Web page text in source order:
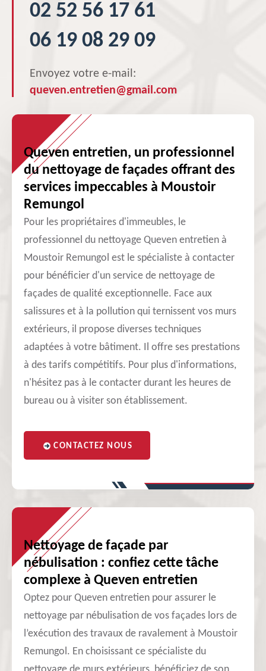
02 52 56 17 61
06 19 08 29 09
Envoyez votre e-mail:
queven.entretien@gmail.com
Queven entretien, un professionnel
du nettoyage de façades offrant des
services impeccables à Moustoir
Remungol
Pour les propriétaires d'immeubles, le
professionnel du nettoyage Queven entretien à
Moustoir Remungol est le spécialiste à contacter
pour bénéficier d'un service de nettoyage de
façades de qualité exceptionnelle. Face aux
salissures et à la pollution qui ternissent vos murs
extérieurs, il propose diverses techniques
adaptées à votre bâtiment. Il offre ses prestations
à des tarifs compétitifs. Pour plus d'informations,
n'hésitez pas à le contacter durant les heures de
bureau ou à visiter son établissement.
CONTACTEZ NOUS
Nettoyage de façade par
nébulisation : confiez cette tâche
complexe à Queven entretien
Optez pour Queven entretien pour assurer le
nettoyage par nébulisation de vos façades lors de
l’exécution des travaux de ravalement à Moustoir
Remungol. En choisissant ce spécialiste du